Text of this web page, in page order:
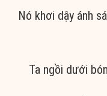
Nó khơi dậy ánh
Ta ngồi dưới